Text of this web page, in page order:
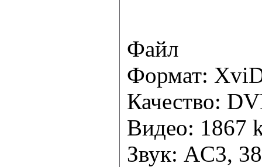
Файл
Формат:
Качество:
Видео: 1867
Звук: AC3,